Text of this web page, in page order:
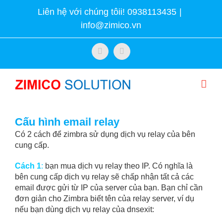
Liên hệ với chúng tôii! 0938113435 |
info@zimico.vn
FacebookTwitter
Cấu hình email relay
Có 2 cách để zimbra sử dụng dịch vụ relay của bên
cung cấp.
Cách 1: bạn mua dịch vụ relay theo IP. Có nghĩa là
bên cung cấp dịch vụ relay sẽ chấp nhận tất cả các
email được gửi từ IP của server của bạn. Bạn chỉ cần
đơn giản cho Zimbra biết tên của relay server, ví dụ
nếu bạn dùng dịch vụ relay của dnsexit: